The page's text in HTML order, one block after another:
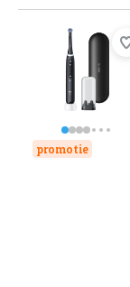
promotie
Beoordeling is 9,2